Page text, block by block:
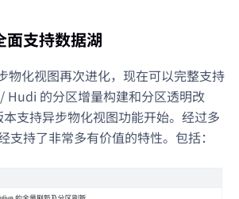
面支持数据湖
物化视图再次进化，现在可以完整支持
Hudi 的分区增量构建和分区透明改
支持异步物化视图功能开始。经过多
支持了非常多有价值的特性。包括：